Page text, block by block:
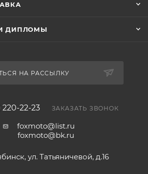
ДИПЛОМЫ
НА РАССЫЛКУ
220-22-23 ЗАКАЗАТЬ ЗВОНОК
foxmoto@list.ru
foxmoto@bk.ru
ул. Татьяничевой, д.16